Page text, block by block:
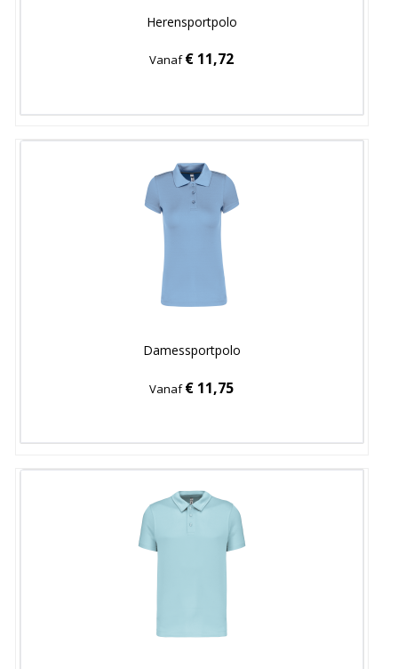
Herensportpolo
Vanaf€ 11,72
Damessportpolo
Vanaf€ 11,75